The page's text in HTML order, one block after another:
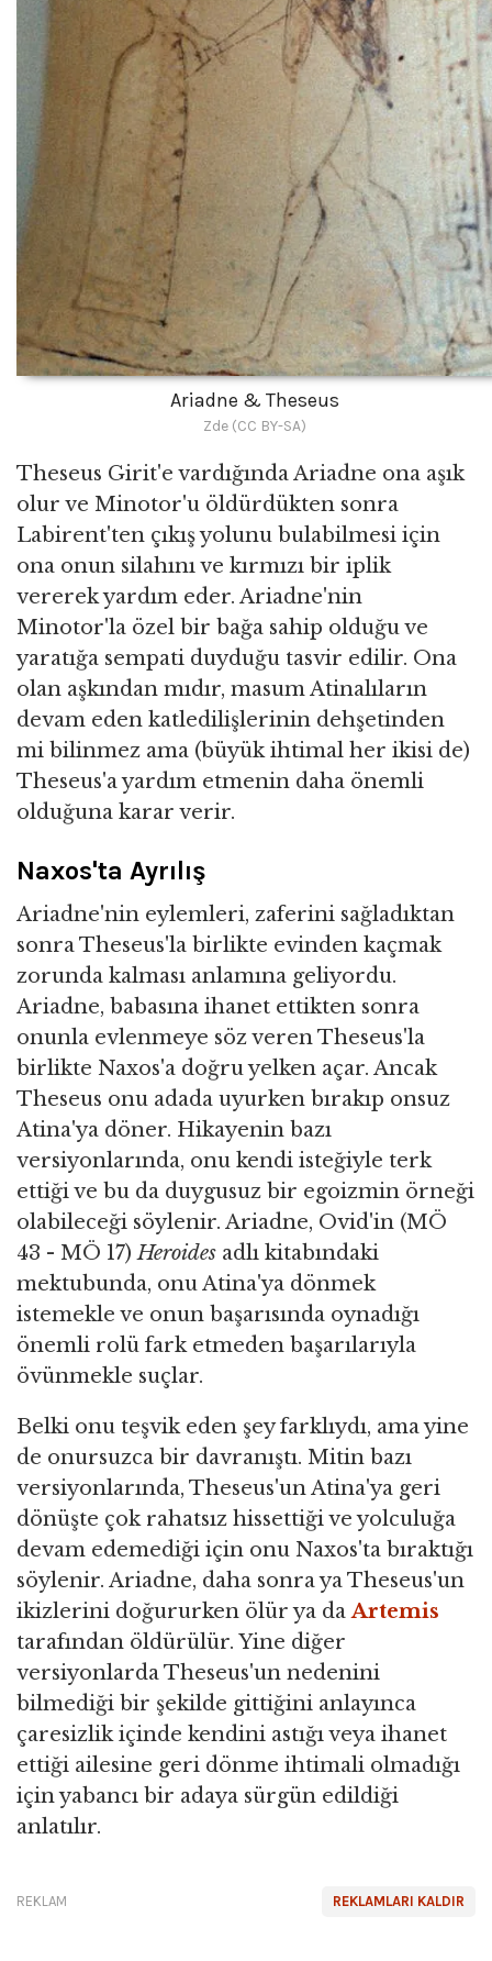
Ariadne & Theseus
Zde (CC BY-SA)
Theseus Girit'e vardığında Ariadne ona aşık
olur ve Minotor'u öldürdükten sonra
Labirent'ten çıkış yolunu bulabilmesi için
ona onun silahını ve kırmızı bir iplik
vererek yardım eder. Ariadne'nin
Minotor'la özel bir bağa sahip olduğu ve
yaratığa sempati duyduğu tasvir edilir. Ona
olan aşkından mıdır, masum Atinalıların
devam eden katledilişlerinin dehşetinden
mi bilinmez ama (büyük ihtimal her ikisi de)
Theseus'a yardım etmenin daha önemli
olduğuna karar verir.
Naxos'ta Ayrılış
Ariadne'nin eylemleri, zaferini sağladıktan
sonra Theseus'la birlikte evinden kaçmak
zorunda kalması anlamına geliyordu.
Ariadne, babasına ihanet ettikten sonra
onunla evlenmeye söz veren Theseus'la
birlikte Naxos'a doğru yelken açar. Ancak
Theseus onu adada uyurken bırakıp onsuz
Atina'ya döner. Hikayenin bazı
versiyonlarında, onu kendi isteğiyle terk
ettiği ve bu da duygusuz bir egoizmin örneği
olabileceği söylenir. Ariadne, Ovid'in (MÖ
43 - MÖ 17)Heroides adlı kitabındaki
mektubunda, onu Atina'ya dönmek
istemekle ve onun başarısında oynadığı
önemli rolü fark etmeden başarılarıyla
övünmekle suçlar.
Belki onu teşvik eden şey farklıydı, ama yine
de onursuzca bir davranıştı. Mitin bazı
versiyonlarında, Theseus'un Atina'ya geri
dönüşte çok rahatsız hissettiği ve yolculuğa
devam edemediği için onu Naxos'ta bıraktığı
söylenir. Ariadne, daha sonra ya Theseus'un
ikizlerini doğururken ölür ya daArtemis
tarafından öldürülür. Yine diğer
versiyonlarda Theseus'un nedenini
bilmediği bir şekilde gittiğini anlayınca
çaresizlik içinde kendini astığı veya ihanet
ettiği ailesine geri dönme ihtimali olmadığı
için yabancı bir adaya sürgün edildiği
anlatılır.
REKLAMLARI KALDIR
REKLAM